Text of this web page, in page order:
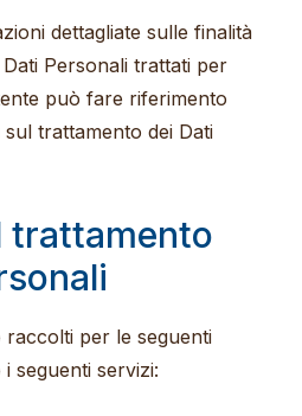
dettagliate sulle finalità
Personali trattati per
può fare riferimento
sul trattamento dei Dati
trattamento
raccolti per le seguenti
seguenti servizi: